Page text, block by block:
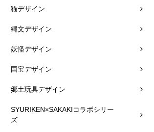
猫デザイン
縄文デザイン
妖怪デザイン
国宝デザイン
郷土玩具デザイン
SYURIKEN×SAKAKIコラボシリー
ズ